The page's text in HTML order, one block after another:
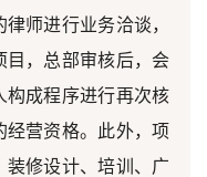
师进行业务洽谈，
目，总部审核后，会
构成程序进行再次核
经营资格。此外，项
装修设计、培训、广